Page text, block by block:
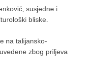
susjedne i
bliske.
na talijansko-
zbog priljeva